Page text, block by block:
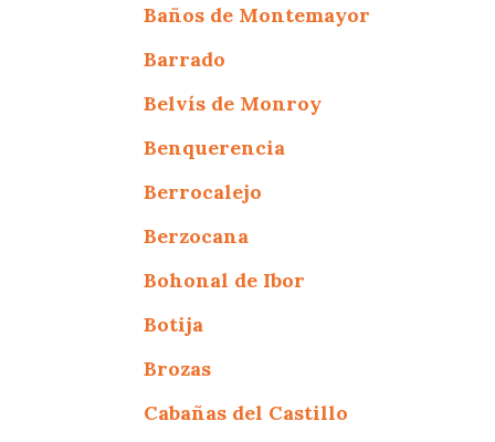
Baños de Montemayor
Barrado
Belvís de Monroy
Benquerencia
Berrocalejo
Berzocana
Bohonal de Ibor
Botija
Brozas
Cabañas del Castillo